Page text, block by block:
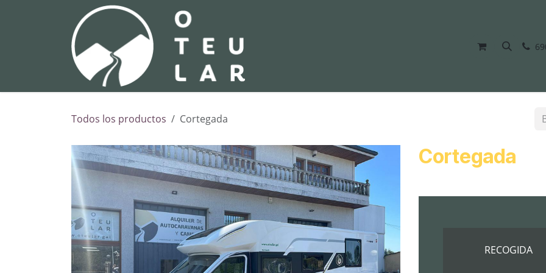
CONTÁCTENOS
Todos los productos Cortegada
Cortegada
RECOGIDA